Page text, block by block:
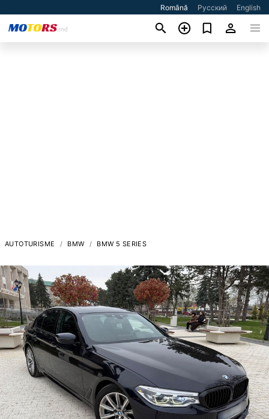
Română Русский English
AUTOTURISME BMW BMW 5 SERIES